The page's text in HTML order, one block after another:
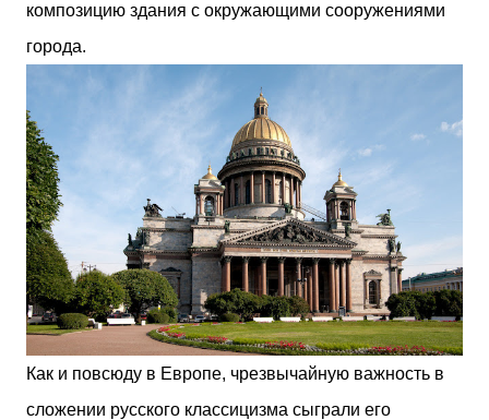
композицию здания с окружающими сооружениями
города.
Как и повсюду в Европе, чрезвычайную важность в
сложении русского классицизма сыграли его